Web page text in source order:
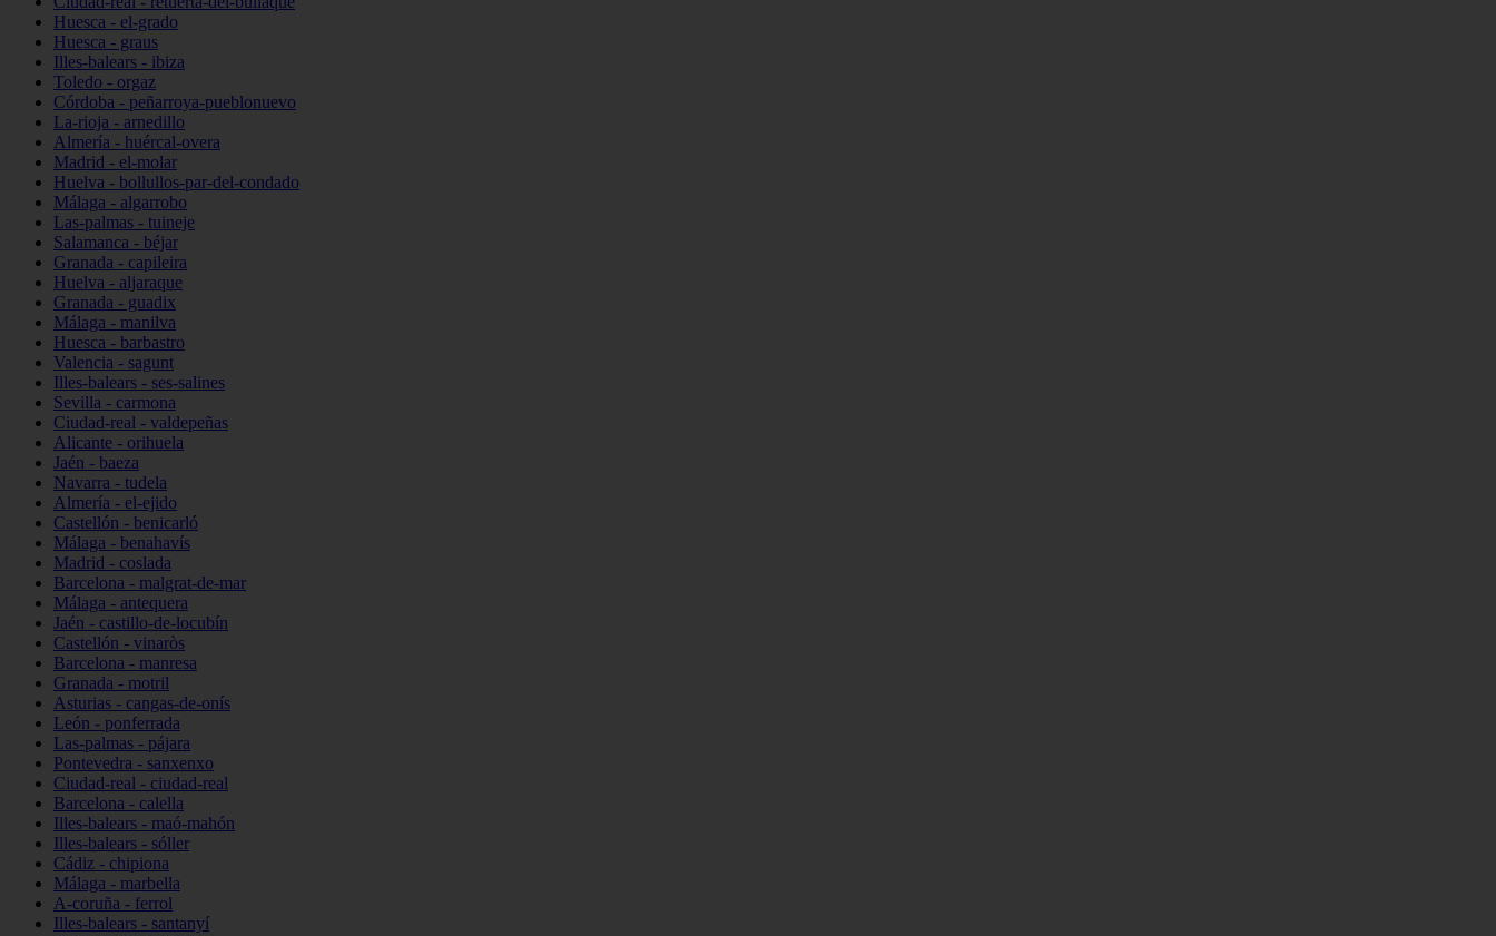
Huesca - el-grado
Huesca - graus
Illes-balears - ibiza
Toledo - orgaz
Córdoba - peñarroya-pueblonuevo
La-rioja - arnedillo
Almería - huércal-overa
Madrid - el-molar
Huelva - bollullos-par-del-condado
Málaga - algarrobo
Las-palmas - tuineje
Salamanca - béjar
Granada - capileira
Huelva - aljaraque
Granada - guadix
Málaga - manilva
Huesca - barbastro
Valencia - sagunt
Illes-balears - ses-salines
Sevilla - carmona
Ciudad-real - valdepeñas
Alicante - orihuela
Jaén - baeza
Navarra - tudela
Almería - el-ejido
Castellón - benicarló
Málaga - benahavís
Madrid - coslada
Barcelona - malgrat-de-mar
Málaga - antequera
Jaén - castillo-de-locubín
Castellón - vinaròs
Barcelona - manresa
Granada - motril
Asturias - cangas-de-onís
León - ponferrada
Las-palmas - pájara
Pontevedra - sanxenxo
Ciudad-real - ciudad-real
Barcelona - calella
Illes-balears - maó-mahón
Illes-balears - sóller
Cádiz - chipiona
Málaga - marbella
A-coruña - ferrol
Illes-balears - santanyí